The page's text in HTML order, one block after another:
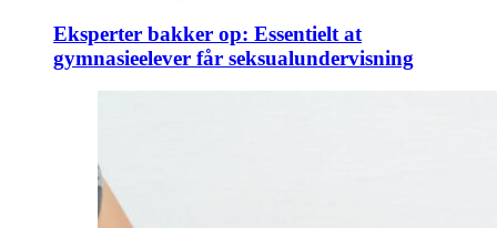
Eksperter bakker op: Essentielt at
gymnasieelever får seksualundervisning